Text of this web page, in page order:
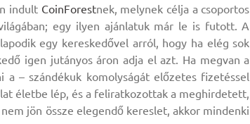
indult CoinForestnek, melynek célja a csoportos
egy ilyen ajánlatuk már le is futott. A
egy kereskedővel arról, hogy ha elég sok
igen jutányos áron adja el azt. Ha megvan a
– szándékuk komolyságát előzetes fizetéssel
életbe lép, és a feliratkozottak a meghirdetett,
jön össze elegendő kereslet, akkor mindenki